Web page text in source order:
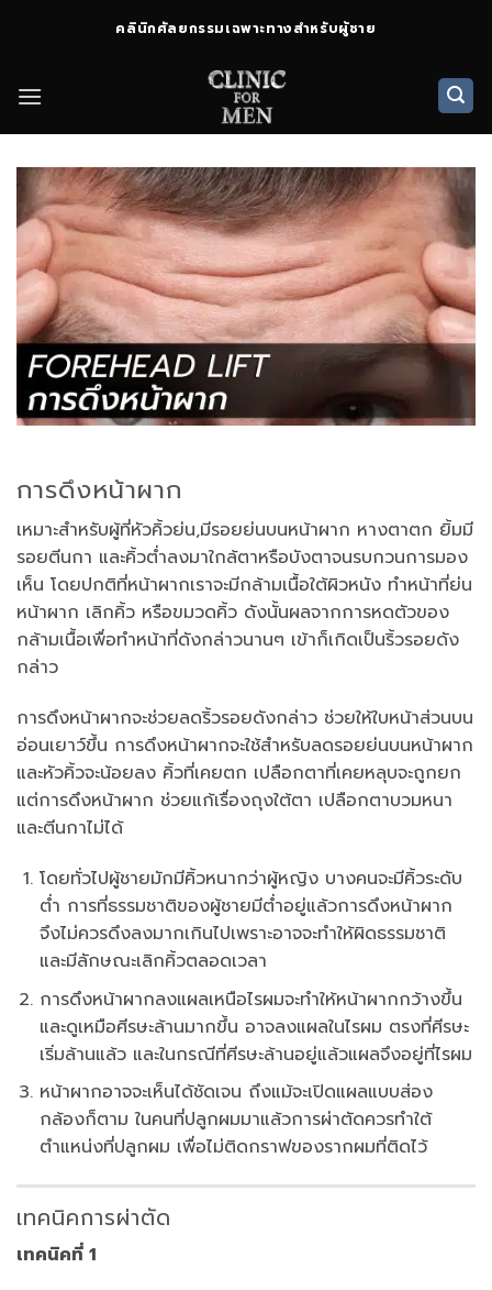
เนื้อหา
คลินิกศัลยกรรมเฉพาะทางสำหรับผู้ชาย
การดึงหน้าผาก
เหมาะสำหรับผู้ที่หัวคิ้วย่น,มีรอยย่นบนหน้าผาก หางตาตก ยิ้มมี
รอยตีนกา และคิ้วต่ำลงมาใกล้ตาหรือบังตาจนรบกวนการมอง
เห็น โดยปกติที่หน้าผากเราจะมีกล้ามเนื้อใต้ผิวหนัง ทำหน้าที่ย่น
หน้าผาก เลิกคิ้ว หรือขมวดคิ้ว ดังนั้นผลจากการหดตัวของ
กล้ามเนื้อเพื่อทำหน้าที่ดังกล่าวนานๆ เข้าก็เกิดเป็นริ้วรอยดัง
กล่าว
การดึงหน้าผากจะช่วยลดริ้วรอยดังกล่าว ช่วยให้ใบหน้าส่วนบน
อ่อนเยาว์ขึ้น การดึงหน้าผากจะใช้สำหรับลดรอยย่นบนหน้าผาก
และหัวคิ้วจะน้อยลง คิ้วที่เคยตก เปลือกตาที่เคยหลุบจะถูกยก
แต่การดึงหน้าผาก ช่วยแก้เรื่องถุงใต้ตา เปลือกตาบวมหนา
และตีนกาไม่ได้
โดยทั่วไปผู้ชายมักมีคิ้วหนากว่าผู้หญิง บางคนจะมีคิ้วระดับ
ต่ำ การที่ธรรมชาติของผู้ชายมีต่ำอยู่แล้วการดึงหน้าผาก
จึงไม่ควรดึงลงมากเกินไปเพราะอาจจะทำให้ผิดธรรมชาติ
และมีลักษณะเลิกคิ้วตลอดเวลา
การดึงหน้าผากลงแผลเหนือไรผมจะทำให้หน้าผากกว้างขึ้น
และดูเหมือศีรษะล้านมากขึ้น อาจลงแผลในไรผม ตรงที่ศีรษะ
เริ่มล้านแล้ว และในกรณีที่ศีรษะล้านอยู่แล้วแผลจึงอยู่ที่ไรผม
หน้าผากอาจจะเห็นได้ชัดเจน ถึงแม้จะเปิดแผลแบบส่อง
กล้องก็ตาม ในคนที่ปลูกผมมาแล้วการผ่าตัดควรทำใต้
ตำแหน่งที่ปลูกผม เพื่อไม่ติดกราฟของรากผมที่ติดไว้
เทคนิคการผ่าตัด
เทคนิคที่ 1